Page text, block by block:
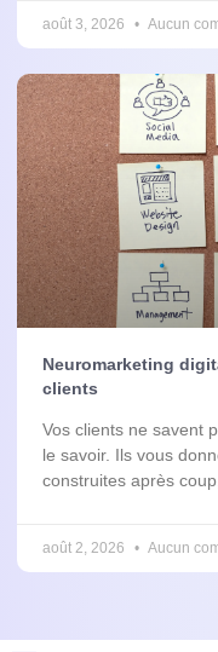
août 3, 2026 Aucun
Neuromarketing
clients
Vos clients ne savent
le savoir. Ils vous
construites après
août 2, 2026 Aucun